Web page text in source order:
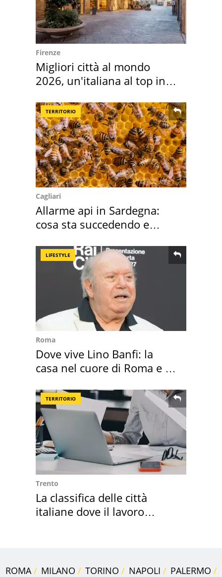
Firenze
Migliori città al mondo
2026, un'italiana al top in
TERRITORIO
Cagliari
Allarme api in Sardegna:
cosa sta succedendo e
LIFESTYLE
Roma
Dove vive Lino Banfi: la
casa nel cuore di Roma e i
TERRITORIO
Trento
La classifica delle città
italiane dove il lavoro
ROMA MILANO TORINO NAPOLI
PALERMO